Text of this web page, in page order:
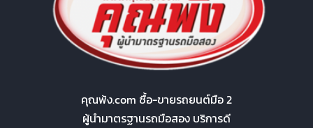
คุณพ้ง.com ซื้อ-ขายรถยนต์มือ 2
ผู้นำมาตรฐานรถมือสอง บริการดี